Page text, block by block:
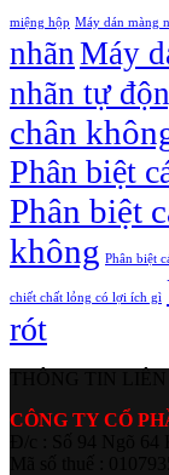
miệng hộp Máy dán màng
nhãnMáy
nhãn tự
chân
Phân biệt
Phân biệt
không Phân biệt
chiết chất lỏng có lợi ích gì
rót
CÔNG TY CỔ